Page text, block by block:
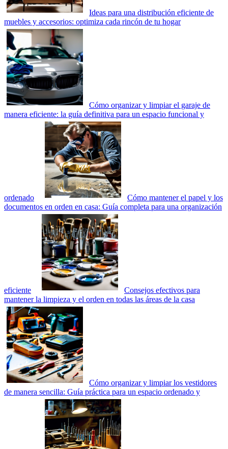
Ideas para una distribución eficiente de
muebles y accesorios: optimiza cada rincón de tu hogar
Cómo organizar y limpiar el garaje de
manera eficiente: la guía definitiva para un espacio funcional y
ordenado
Cómo mantener el papel y los
documentos en orden en casa: Guía completa para una organización
eficiente
Consejos efectivos para
mantener la limpieza y el orden en todas las áreas de la casa
Cómo organizar y limpiar los vestidores
de manera sencilla: Guía práctica para un espacio ordenado y